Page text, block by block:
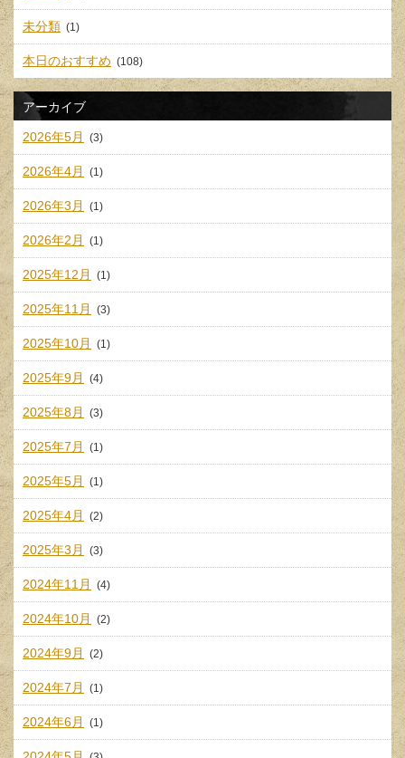
未分類 (1)
本日のおすすめ (108)
アーカイブ
2026年5月 (3)
2026年4月 (1)
2026年3月 (1)
2026年2月 (1)
2025年12月 (1)
2025年11月 (3)
2025年10月 (1)
2025年9月 (4)
2025年8月 (3)
2025年7月 (1)
2025年5月 (1)
2025年4月 (2)
2025年3月 (3)
2024年11月 (4)
2024年10月 (2)
2024年9月 (2)
2024年7月 (1)
2024年6月 (1)